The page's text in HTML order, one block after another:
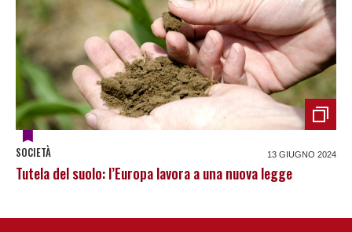
SOCIETÀ 13 GIUGNO 2024
Tutela del suolo: l’Europa lavora a una nuova legge